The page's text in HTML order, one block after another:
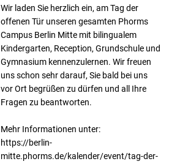
Wir laden Sie herzlich ein, am Tag der
offenen Tür unseren gesamten Phorms
Campus Berlin Mitte mit bilingualem
Kindergarten, Reception, Grundschule und
Gymnasium kennenzulernen. Wir freuen
uns schon sehr darauf, Sie bald bei uns
vor Ort begrüßen zu dürfen und all Ihre
Fragen zu beantworten.
Mehr Informationen unter:
https://berlin-
mitte.phorms.de/kalender/event/tag-der-